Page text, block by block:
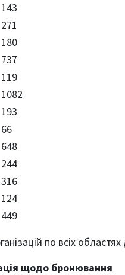
143
271
180
737
119
1082
193
66
648
244
316
124
449
по всіх
щодо бронювання